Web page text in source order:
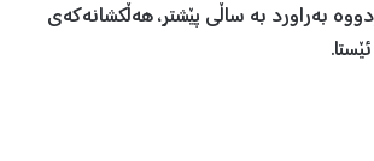
بەراورد بە ساڵی پێشتر، هەڵکشانەکەی